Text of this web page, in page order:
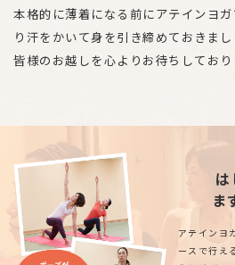
本格的に薄着になる前にアテインヨ
り汗をかいて身を引き締めておきま
皆様のお越しを心よりお待ちしてお
は
ま
アテインヨ
ースで行え